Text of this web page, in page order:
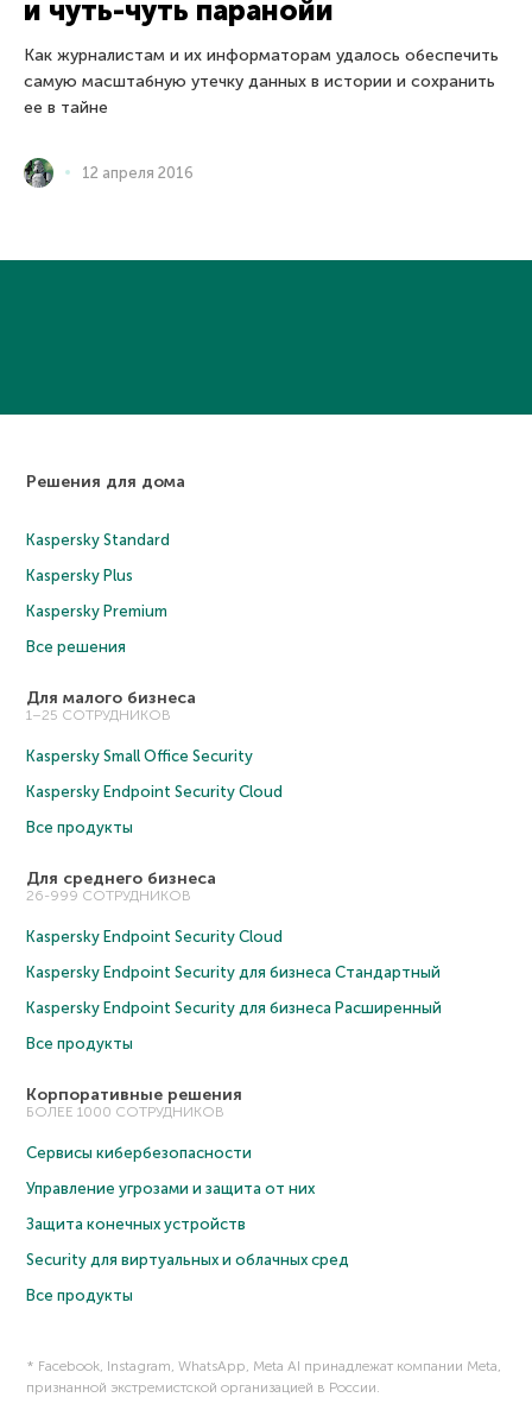
и чуть-чуть паранойи
Как журналистам и их информаторам удалось обеспечить
самую масштабную утечку данных в истории и сохранить
ее в тайне
12 апреля 2016
Решения для дома
Kaspersky Standard
Kaspersky Plus
Kaspersky Premium
Все решения
Для малого бизнеса
1–25 СОТРУДНИКОВ
Kaspersky Small Office Security
Kaspersky Endpoint Security Cloud
Все продукты
Для среднего бизнеса
26-999 СОТРУДНИКОВ
Kaspersky Endpoint Security Cloud
Kaspersky Endpoint Security для бизнеса Cтандартный
Kaspersky Endpoint Security для бизнеса Расширенный
Все продукты
Корпоративные решения
БОЛЕЕ 1000 СОТРУДНИКОВ
Сервисы кибербезопасности
Управление угрозами и защита от них
Защита конечных устройств
Security для виртуальных и облачных сред
Все продукты
* Facebook, Instagram, WhatsApp, Meta AI принадлежат компании Meta,
признанной экстремистской организацией в России.